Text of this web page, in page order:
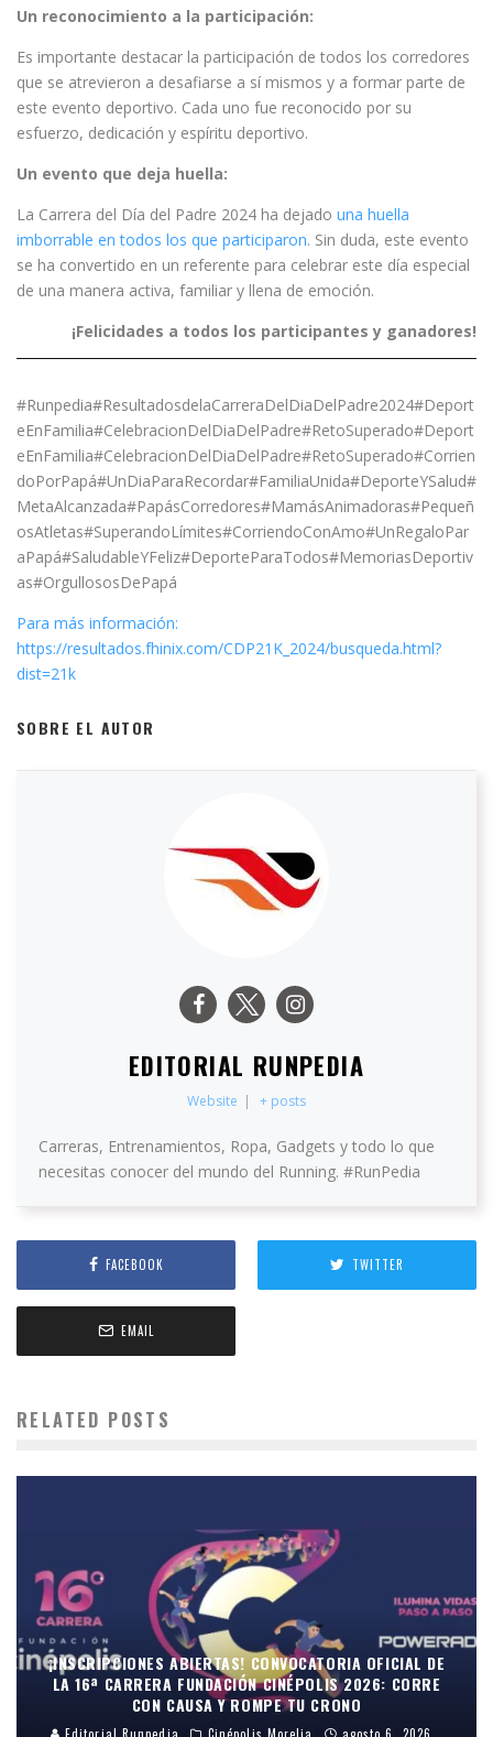
Un reconocimiento a la participación:
Es importante destacar la participación de todos los corredores
que se atrevieron a desafiarse a sí mismos y a formar parte de
este evento deportivo. Cada uno fue reconocido por su
esfuerzo, dedicación y espíritu deportivo.
Un evento que deja huella:
La Carrera del Día del Padre 2024 ha dejado una huella
imborrable en todos los que participaron. Sin duda, este evento
se ha convertido en un referente para celebrar este día especial
de una manera activa, familiar y llena de emoción.
¡Felicidades a todos los participantes y ganadores!
#Runpedia#ResultadosdelaCarreraDelDiaDelPadre2024#Deport
eEnFamilia#CelebracionDelDiaDelPadre#RetoSuperado#Deport
eEnFamilia#CelebracionDelDiaDelPadre#RetoSuperado#Corrien
doPorPapá#UnDiaParaRecordar#FamiliaUnida#DeporteYSalud#
MetaAlcanzada#PapásCorredores#MamásAnimadoras#Pequeñ
osAtletas#SuperandoLímites#CorriendoConAmo#UnRegaloPar
aPapá#SaludableYFeliz#DeporteParaTodos#MemoriasDeportiv
as#OrgullososDePapá
Para más información:
https://resultados.fhinix.com/CDP21K_2024/busqueda.html?
dist=21k
SOBRE EL AUTOR
EDITORIAL RUNPEDIA
Website | + posts
Carreras, Entrenamientos, Ropa, Gadgets y todo lo que
necesitas conocer del mundo del Running. #RunPedia
FACEBOOK TWITTER
EMAIL
RELATED POSTS
¡INSCRIPCIONES ABIERTAS! CONVOCATORIA OFICIAL DE
LA 16ª CARRERA FUNDACIÓN CINÉPOLIS 2026: CORRE
CON CAUSA Y ROMPE TU CRONO
Editorial Runpedia Cinépolis Morelia agosto 6, 2026